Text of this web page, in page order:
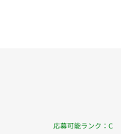
Message 」
アドレス帳」
」
ます。
日祝日）・年末年始
暇・特別休暇（配偶者
休暇など
無及びその内容
を「テクミラホー
カーなど。 設立
スを生みだしてき
受託
規模案件 ・航空業
応募可能ランク：C